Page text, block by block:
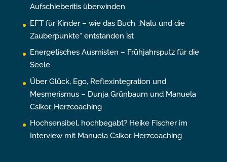
Aufschieberitis überwinden
EFT für Kinder – wie das Buch „Nalu und die
Zauberpunkte“ entstanden ist
Energetisches Ausmisten – Frühjahrsputz für die
Seele
Über Glück, Ego, Reflexintegration und
Mesmerismus – Dunja Grünbaum und Manuela
Csikor, Herzcoaching
Hochsensibel, hochbegabt? Heike Fischer im
Interview mit Manuela Csikor, Herzcoaching